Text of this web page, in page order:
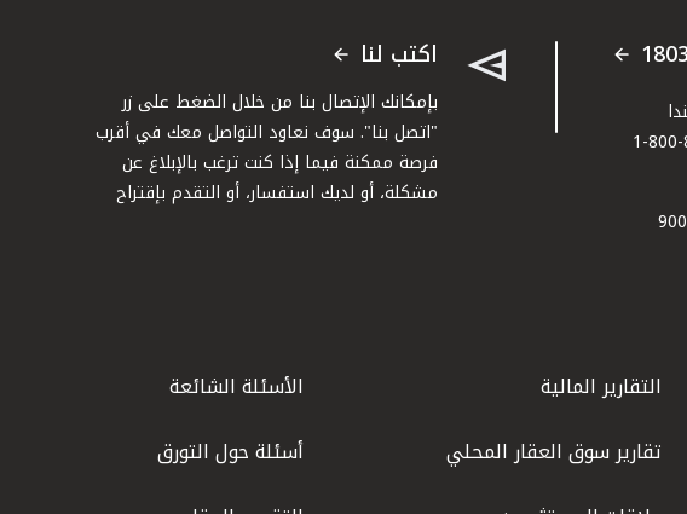
1-
اكتب لنا
بإمكانك الإتصال بنا من خلال الضغط على زر
"اتصل بنا". سوف نعاود التواصل معك في أقرب
فرصة ممكنة فيما إذا كنت ترغب بالإبلاغ عن
مشكلة، أو لديك استفسار، أو التقدم بإقتراح
التقارير المالية
تقارير سوق العقار المحلي
الأسئلة الشائعة
أسئلة حول التورق